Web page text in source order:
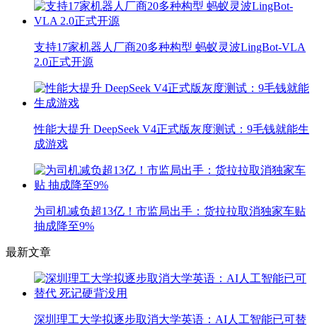
支持17家机器人厂商20多种构型 蚂蚁灵波LingBot-VLA
2.0正式开源
性能大提升 DeepSeek V4正式版灰度测试：9毛钱就能生
成游戏
为司机减负超13亿！市监局出手：货拉拉取消独家车贴
抽成降至9%
最新文章
深圳理工大学拟逐步取消大学英语：AI人工智能已可替